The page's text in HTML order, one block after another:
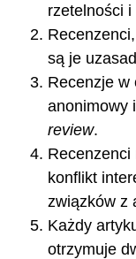
rzetelności
są je
Recenzje w
anonimowy
review.
konflikt
związków z
Każdy
otrzymuje